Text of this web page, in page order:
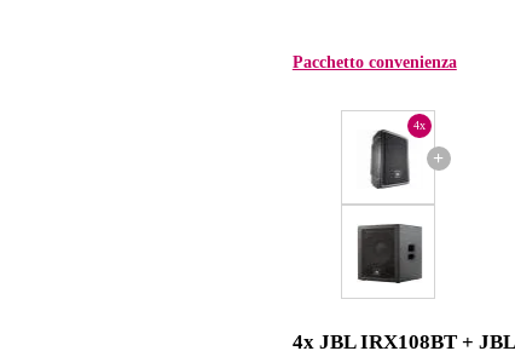
Pacchetto convenienza
+
4x
4x JBL IRX108BT + JBL